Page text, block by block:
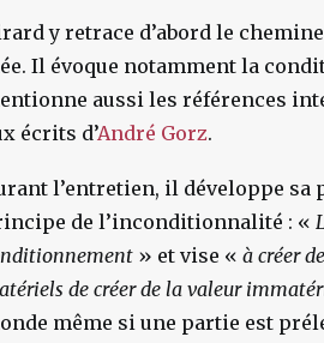
y retrace d’abord le
Il évoque notamment la
aussi les références
écrits d’André Gorz.
l’entretien, il développe
de l’inconditionnalité : «
» et vise « à créer
de créer de la valeur
même si une partie est